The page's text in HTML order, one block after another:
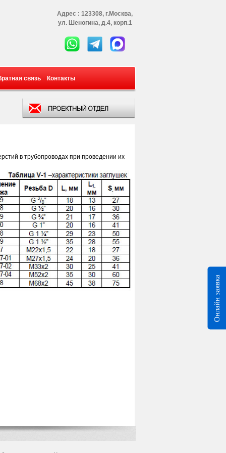
Адрес : 123308, г.Москва,
ул. Шеногина, д.4, корп.1
связь Контакты
в трубопроводах при прове­дении их
Онлайн заявка